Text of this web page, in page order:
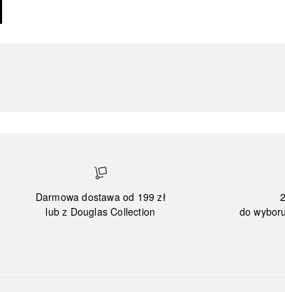
Darmowa dostawa od 199 zł
lub z Douglas Collection
do